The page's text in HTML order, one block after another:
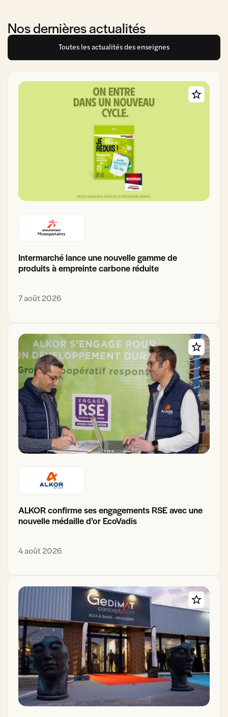
Nos dernières actualités
Toutes les actualités des enseignes
Intermarché lance une nouvelle gamme de
produits à empreinte carbone réduite
7 août 2026
ALKOR confirme ses engagements RSE avec une
nouvelle médaille d’or EcoVadis
4 août 2026